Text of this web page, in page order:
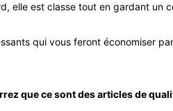
elle est classe tout en gardant un
qui vous feront économiser
que ce sont des articles de